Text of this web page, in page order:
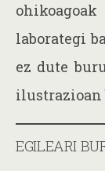
laborategi
ez dute
ilustrazioan
EGILEARI